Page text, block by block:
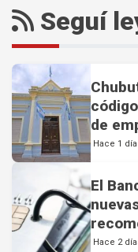
Seguí
de
Hace 1 día
El
Hace 2